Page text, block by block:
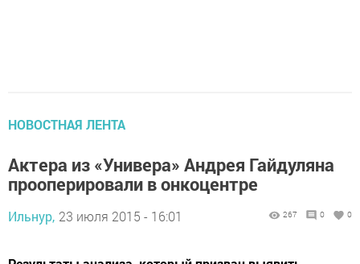
НОВОСТНАЯ ЛЕНТА
Актера из «Универа» Андрея Гайдуляна
прооперировали в онкоцентре
Ильнур, 23 июля 2015 - 16:01 267 0 0